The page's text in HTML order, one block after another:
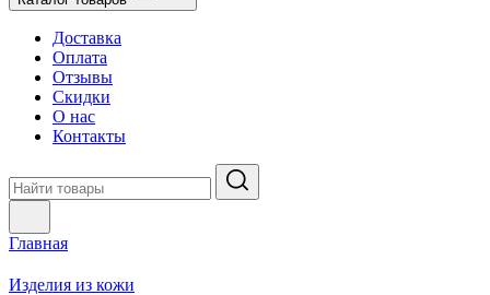
Доставка
Оплата
Отзывы
Скидки
О нас
Контакты
Главная
Изделия из кожи